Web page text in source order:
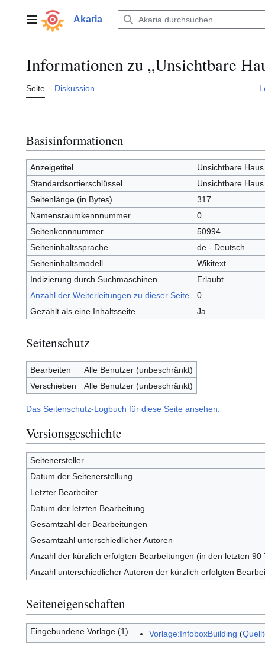
springenHauptmenüAkaria
Informationen zu „Unsichtbare
Seite Diskussion
Basisinformationen
Anzeigetitel
Unsichtbare Haus
Standardsortierschlüssel
Unsichtbare Haus
Seitenlänge (in Bytes)
317
Namensraumkennnummer
0
Seitenkennnummer
50994
Seiteninhaltssprache
de - Deutsch
Seiteninhaltsmodell
Wikitext
Indizierung durch Suchmaschinen
Erlaubt
Anzahl der Weiterleitungen zu dieser Seite
0
Gezählt als eine Inhaltsseite
Ja
Seitenschutz
Bearbeiten
Alle Benutzer (unbeschränkt)
Verschieben
Alle Benutzer (unbeschränkt)
Das Seitenschutz-Logbuch für diese Seite ansehen.
Versionsgeschichte
Seitenersteller
Datum der Seitenerstellung
Letzter Bearbeiter
Datum der letzten Bearbeitung
Gesamtzahl der Bearbeitungen
Gesamtzahl unterschiedlicher Autoren
Anzahl der kürzlich erfolgten Bearbeitungen (in den letzten 90
Anzahl unterschiedlicher Autoren der kürzlich erfolgten
Seiteneigenschaften
Eingebundene Vorlage (1) Vorlage:InfoboxBuilding (